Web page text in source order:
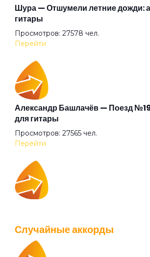
Гагарин
Гарь
Где ты?
Голова-фонарь
Город
Горько
Готика
Шура — Отшумели летние дожди:
гитары
Просмотров: 27578 чел.
Перейти
Александр Башлачёв — Поезд
для гитары
Просмотров: 27565 чел.
Перейти
Перейти
Случайные аккорды